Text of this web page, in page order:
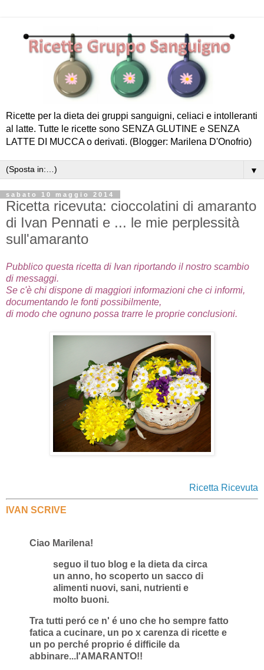
Ricette per la dieta dei gruppi sanguigni, celiaci e intolleranti
al latte. Tutte le ricette sono SENZA GLUTINE e SENZA
LATTE DI MUCCA o derivati. (Blogger: Marilena D'Onofrio)
▼
sabato 10 maggio 2014
Ricetta ricevuta: cioccolatini di amaranto
di Ivan Pennati e ... le mie perplessità
sull'amaranto
Pubblico questa ricetta di Ivan riportando il nostro scambio
di messaggi.
Se c'è chi dispone di maggiori informazioni che ci informi,
documentando le fonti possibilmente,
di modo che ognuno possa trarre le proprie conclusioni.
Ricetta Ricevuta
IVAN SCRIVE
Ciao Marilena!
seguo il tuo blog e la dieta da circa
un anno, ho scoperto un sacco di
alimenti nuovi, sani, nutrienti e
molto buoni.
Tra tutti peró ce n' é uno che ho sempre fatto
fatica a cucinare, un po x carenza di ricette e
un po perché proprio é difficile da
abbinare...l'AMARANTO!!